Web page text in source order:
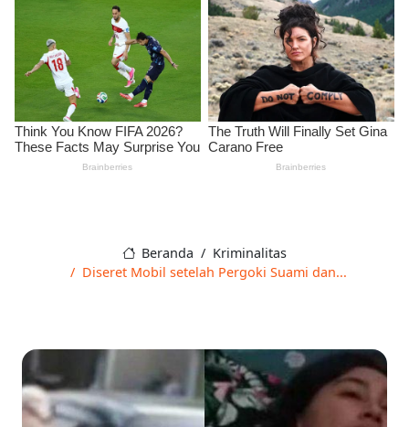
Beranda
Kriminalitas
Diseret Mobil setelah Pergoki Suami dan...